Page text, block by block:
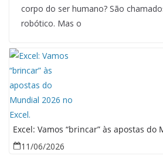
corpo do ser humano? São
robótico. Mas o
Excel: Vamos “brincar” às apostas do
11/06/2026